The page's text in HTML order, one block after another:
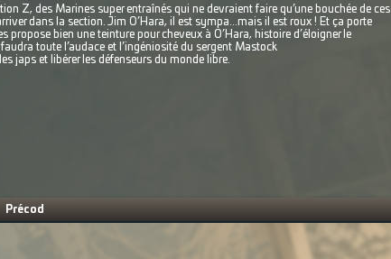
Z, des Marines super entraînés qui ne devraient faire qu’une bouchée de ces
dans la section. Jim O’Hara, il est sympa...mais il est roux ! Et ça porte
bien une teinture pour cheveux à O’Hara, histoire d’éloigner le
toute l’audace et l’ingéniosité du sergent Mastock
japs et libérer les défenseurs du monde libre.
Précod